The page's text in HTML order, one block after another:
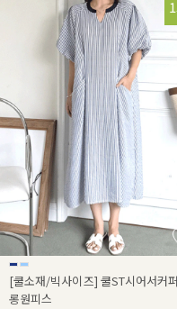
[쿨소재/빅사이즈] 쿨ST시어서커
롱원피스